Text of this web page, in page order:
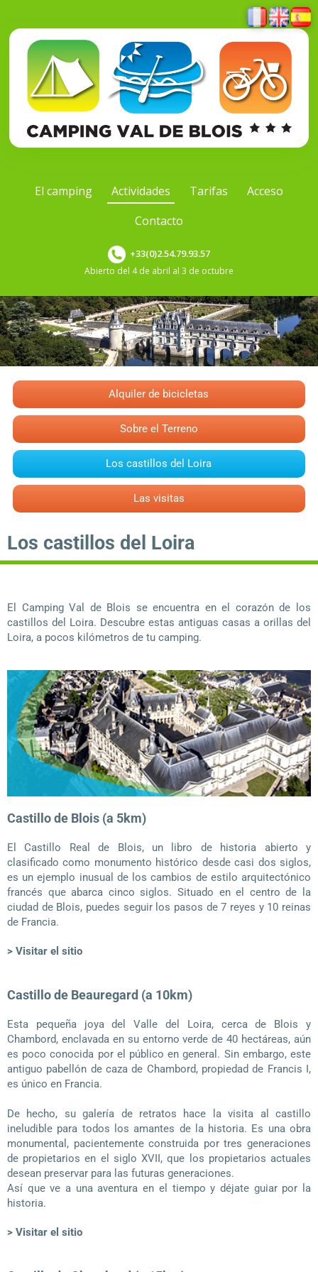
El camping Actividades Tarifas
Acceso
Contacto
+33(0)2.54.79.93.57
Abierto del 4 de abril al 3 de octubre
Alquiler de bicicletas
Sobre el Terreno
Los castillos del Loira
Las visitas
Los castillos del Loira
El Camping Val de Blois se encuentra en el corazón de los
castillos del Loira. Descubre estas antiguas casas a orillas del
Loira, a pocos kilómetros de tu camping.
Castillo de Blois (a 5km)
El Castillo Real de Blois, un libro de historia abierto y
clasificado como monumento histórico desde casi dos siglos,
es un ejemplo inusual de los cambios de estilo arquitectónico
francés que abarca cinco siglos. Situado en el centro de la
ciudad de Blois, puedes seguir los pasos de 7 reyes y 10 reinas
de Francia.
> Visitar el sitio
Castillo de Beauregard (a 10km)
Esta pequeña joya del Valle del Loira, cerca de Blois y
Chambord, enclavada en su entorno verde de 40 hectáreas, aún
es poco conocida por el público en general. Sin embargo, este
antiguo pabellón de caza de Chambord, propiedad de Francis I,
es único en Francia.
De hecho, su galería de retratos hace la visita al castillo
ineludible para todos los amantes de la historia. Es una obra
monumental, pacientemente construida por tres generaciones
de propietarios en el siglo XVII, que los propietarios actuales
desean preservar para las futuras generaciones.
Así que ve a una aventura en el tiempo y déjate guiar por la
historia.
> Visitar el sitio